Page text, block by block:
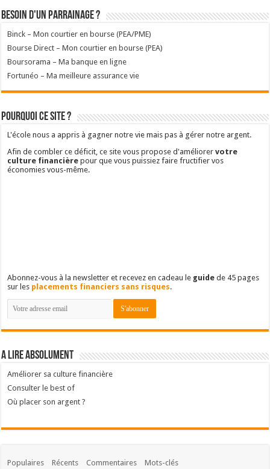
Besoin d'un parrainage ?
Binck – Mon courtier en bourse (PEA/PME)
Bourse Direct – Mon courtier en bourse (PEA)
Boursorama – Ma banque en ligne
Fortunéo – Ma meilleure assurance vie
Pourquoi ce site ?
L'école nous a appris à gagner notre vie mais pas à gérer notre argent.
Afin de combler ce déficit, ce site vous propose d'améliorervotre
culture financière pour que vous puissiez faire fructifier vos
économies vous-même.
Abonnez-vous à la newsletter et recevez en cadeau le guide de 45 pages
sur les placements financiers sans risques.
A lire absolument
Améliorer sa culture financière
Consulter le best of
Où placer son argent ?
Populaires Récents Commentaires Mots-clés